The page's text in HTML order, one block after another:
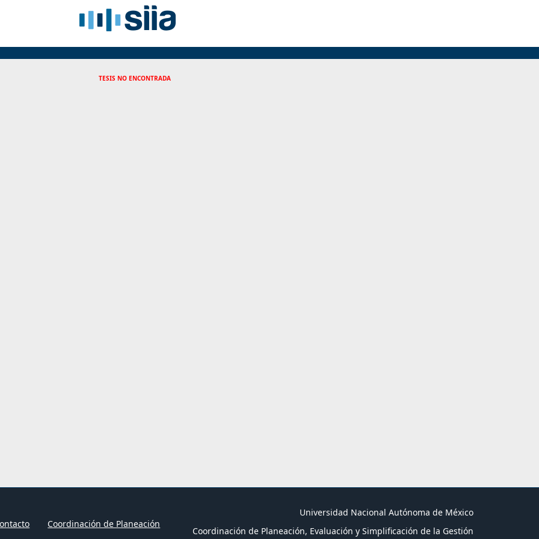
TESIS NO ENCONTRADA
Coordinación de Planeación
Universidad Nacional Autónoma de México
Coordinación de Planeación, Evaluación y Simplificación de la Gestión